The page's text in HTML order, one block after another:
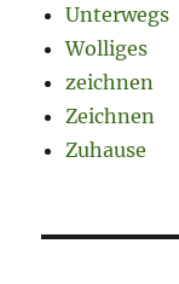
Unterwegs
Wolliges
zeichnen
Zeichnen
Zuhause